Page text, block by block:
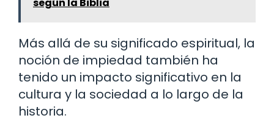
Más allá de su significado espiritual, la
noción de impiedad también ha
tenido un impacto significativo en la
cultura y la sociedad a lo largo de la
historia.